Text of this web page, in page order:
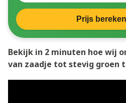
Prijs
Bekijk in 2 minuten hoe wij
van zaadje tot stevig groen